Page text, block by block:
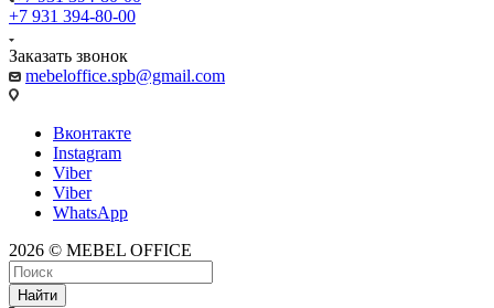
+7 931 394-80-00
Заказать звонок
mebeloffice.spb@gmail.com
Вконтакте
Instagram
Viber
Viber
WhatsApp
2026 © MEBEL OFFICE
Найти